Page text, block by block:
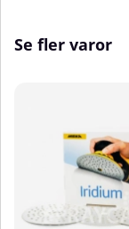
Se fler varor